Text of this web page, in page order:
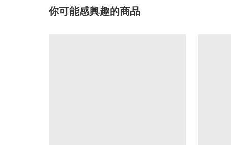
你可能感興趣的商品